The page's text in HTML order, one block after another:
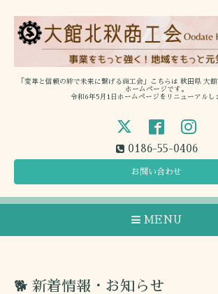
「変革と信頼の絆で未来に繋げる商工会」こちらは 秋田県 大
ホームページです。
令和6年5月1日ホームページをリニューアルし
0186-55-0406
お問い合わせ
MENU
🐕 新着情報・お知らせ